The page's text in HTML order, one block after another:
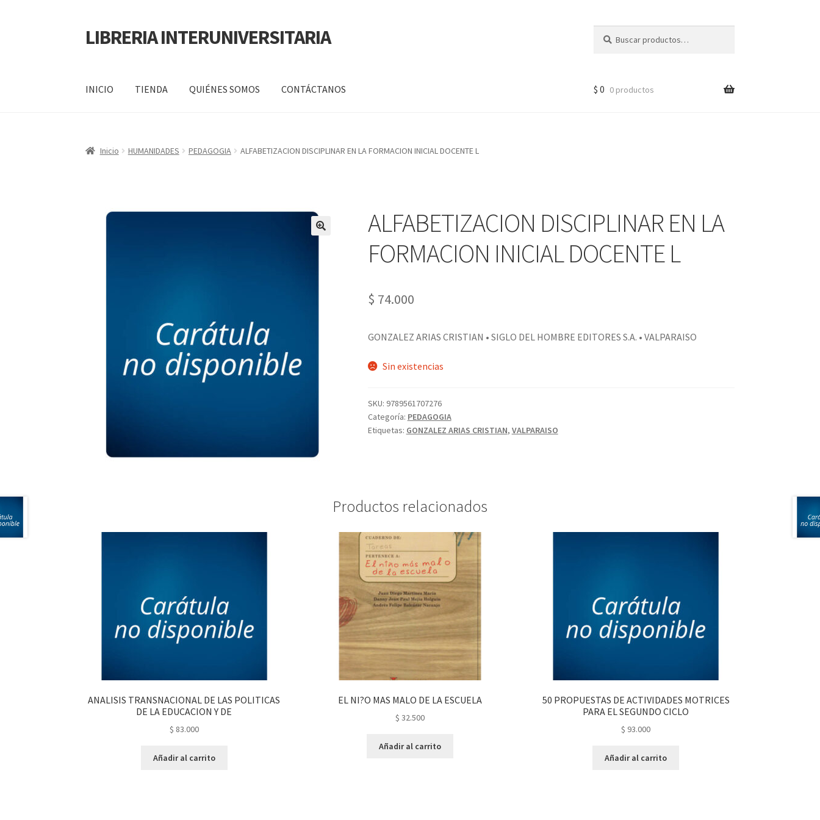
LIBRERIA INTERUNIVERSITARIA
INICIO TIENDA QUIÉNES SOMOS CONTÁCTANOS
QUIÉNES SOMOSSHOPTienda
$ 0 0 productos
Inicio HUMANIDADES PEDAGOGIA ALFABETIZACION DISCIPLINAR EN LA FORMACION INICIAL DOCENTE L
ALFABETIZACION DISCIPLINAR EN LA
FORMACION INICIAL DOCENTE L
$ 74.000
GONZALEZ ARIAS CRISTIAN • SIGLO DEL HOMBRE EDITORES S.A. • VALPARAISO
Sin existencias
SKU: 9789561707276
Categoría: PEDAGOGIA
Etiquetas: GONZALEZ ARIAS CRISTIAN, VALPARAISO
Productos relacionados
ANALISIS TRANSNACIONAL DE LAS POLITICAS
DE LA EDUCACION Y DE
$ 83.000
Añadir al carrito
EL NI?O MAS MALO DE LA ESCUELA
$ 32.500
Añadir al carrito
50 PROPUESTAS DE ACTIVIDADES MOTRICES
PARA EL SEGUNDO CICLO
$ 93.000
Añadir al carrito